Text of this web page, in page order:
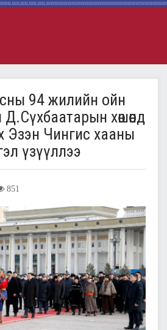
94 жилийн ойн
Д.Сүхбаатарын хөшөөнд
Эзэн Чингис хааны
үзүүллээ
851